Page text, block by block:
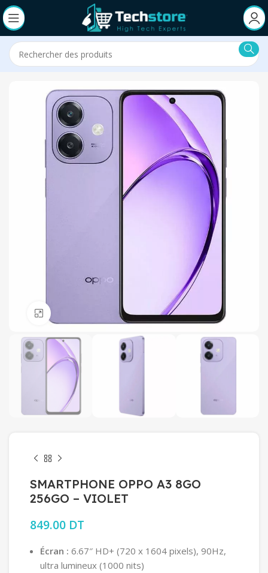
SMARTPHONE OPPO A3 8GO
256GO – VIOLET
849.00 DT
Écran : 6.67″ HD+ (720 x 1604 pixels), 90Hz,
ultra lumineux (1000 nits)